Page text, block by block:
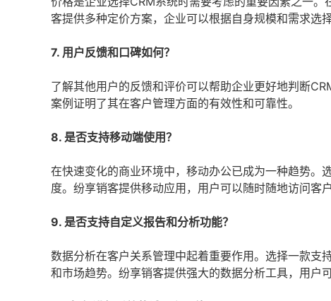
客提供多种定价方案，企业可以根据自身规模和需求选
7. 用户反馈和口碑如何？
了解其他用户的反馈和评价可以帮助企业更好地判断
案例证明了其在客户管理方面的有效性和可靠性。
8. 是否支持移动端使用？
在快速变化的商业环境中，移动办公已成为一种趋势。
度。纷享销客提供移动应用，用户可以随时随地访问客
9. 是否支持自定义报告和分析功能？
数据分析在客户关系管理中起着重要作用。选择一款支
和市场趋势。纷享销客提供强大的数据分析工具，用户